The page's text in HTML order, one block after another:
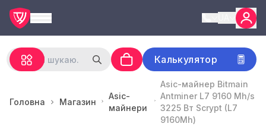
Калькулятор
Головна Магазин
Asic-
майнери
Asic-майнер Bitmain
Antminer L7 9160 Mh/s
3225 Вт Scrypt (L7
9160Mh)